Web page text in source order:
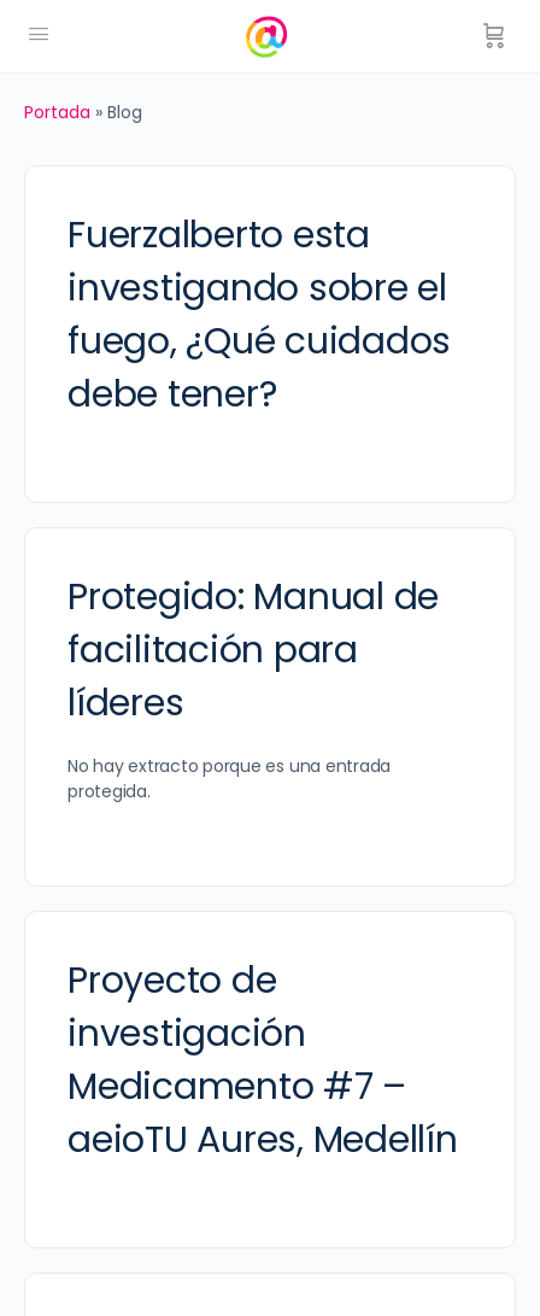
Portada » Blog
Fuerzalberto esta
investigando sobre el
fuego, ¿Qué cuidados
debe tener?
Protegido: Manual de
facilitación para
líderes
No hay extracto porque es una entrada
protegida.
Proyecto de
investigación
Medicamento #7 –
aeioTU Aures, Medellín